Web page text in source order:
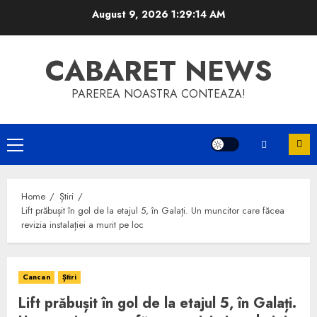
August 9, 2026 1:29:14 AM
CABARET NEWS
PAREREA NOASTRA CONTEAZA!
Primary
Menu
Home
Știri
Lift prăbușit în gol de la etajul 5, în Galați. Un muncitor care făcea
revizia instalației a murit pe loc
Cancan Știri
Lift prăbușit în gol de la etajul 5, în Galați.